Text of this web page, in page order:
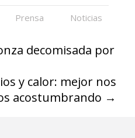
Prensa Noticias
decomisada por
y calor: mejor nos
acostumbrando →